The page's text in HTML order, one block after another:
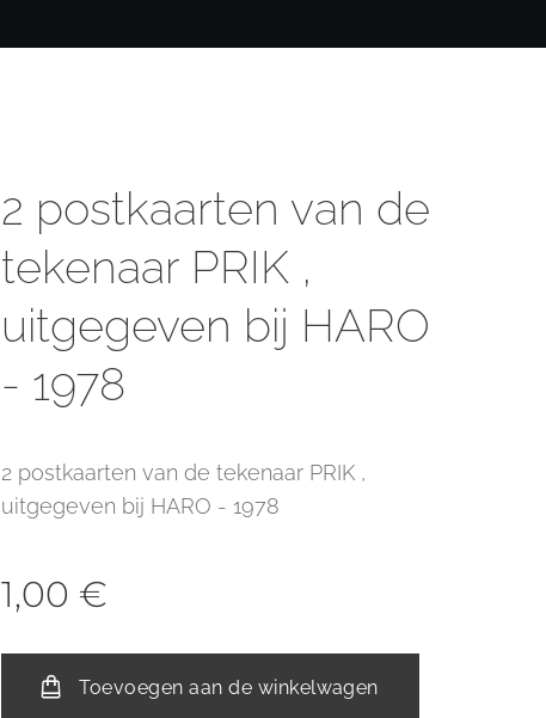
2 postkaarten van de
tekenaar PRIK ,
uitgegeven bij HARO
- 1978
2 postkaarten van de tekenaar PRIK ,
uitgegeven bij HARO - 1978
1,00 €
Toevoegen aan de winkelwagen